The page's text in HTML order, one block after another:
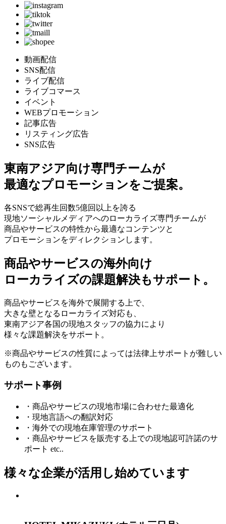
動画配信
SNS配信
ライブ配信
ライブコマース
イベント
WEBプロモーション
記事広告
リスティング広告
SNS広告
東南アジア向け専門チームが
最適なプロモーションをご提案。
各SNSで総再生回数5億回以上を誇る
現地ソーシャルメディアへのローカライズ専門チームが
商品やサービスの特性から最適なコンテンツと
プロモーションをディレクションします。
商品やサービスの海外向け
ローカライズの課題解決もサポート。
商品やサービスを海外で展開する上で、
大きな壁となるローカライズ対応も、
東南アジア各国の現地スタッフの協力により
様々な課題解決をサポート。
※商品やサービスの性質によっては法律上サポートが難しい
ものもございます。
サポート事例
・商品やサービスの現地市場に合わせた最適化
・現地言語への翻訳対応
・海外での現地在庫管理のサポート
・商品やサービスを販売する上での現地認可許諾のサ
ポート etc..
様々な企業が活用し始めています